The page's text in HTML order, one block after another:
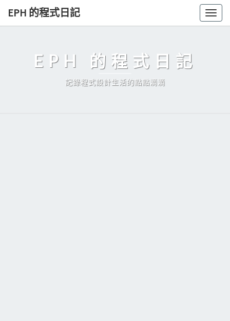
Skip
EPH 的程式日記
EPH 的程式日記
記錄程式設計生活的點點滴滴